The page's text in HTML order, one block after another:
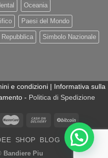
Oceania
Paesi del Mondo
Repubblica Simbolo Nazionale
e condizioni | Informativa sulla
- Politica di Spedizione
SHOP BLOG
Bandiere Piu